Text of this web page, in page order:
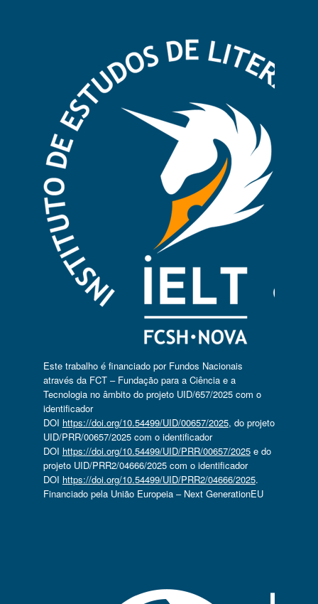
Este trabalho é financiado por Fundos Nacionais
através da FCT – Fundação para a Ciência e a
Tecnologia no âmbito do projeto UID/657/2025 com o
identificador
DOI https://doi.org/10.54499/UID/00657/2025, do projeto
UID/PRR/00657/2025 com o identificador
DOI https://doi.org/10.54499/UID/PRR/00657/2025e do
projeto UID/PRR2/04666/2025 com o identificador
DOI https://doi.org/10.54499/UID/PRR2/04666/2025.
Financiado pela União Europeia – Next GenerationEU